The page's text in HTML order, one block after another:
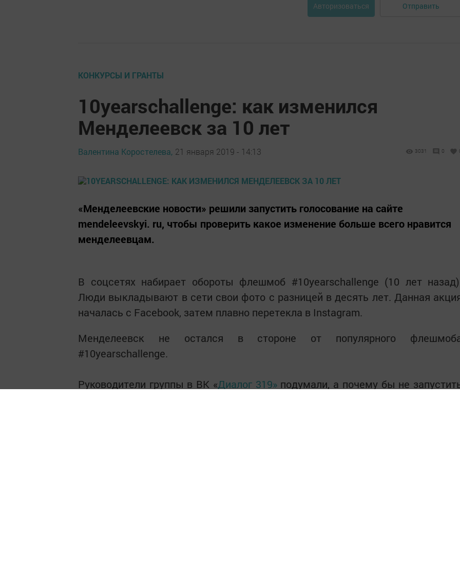
Авторизоваться Отправить
КОНКУРСЫ И ГРАНТЫ
10yearschallenge: как изменился
Менделеевск за 10 лет
Валентина Коростелева, 21 января 2019 - 14:13 3031 0
«Менделеевские новости» решили запустить голосование на сайте
mendeleevskyi. ru, чтобы проверить какое изменение больше всего нравится
менделеевцам.
В соцсетях набирает обороты флешмоб #10yearschallenge (10 лет
Люди выкладывают в сети свои фото с разницей в десять лет. Данная
началась с Facebook, затем плавно перетекла в Instagram.
Менделеевск не остался в стороне от популярного
#10yearschallenge.
Руководители группы в ВК «Диалог 319»подумали, а почему бы не